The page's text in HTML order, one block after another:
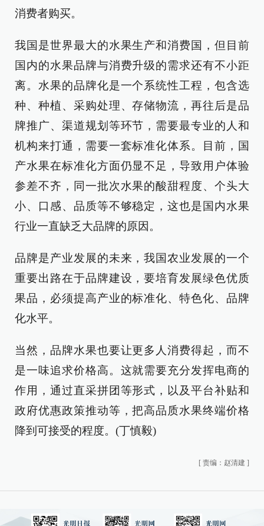
消费者购买。
我国是世界最大的水果生产和消费国，但目前
国内的水果品牌与消费升级的需求还有不小距
离。水果的品牌化是一个系统性工程，包含选
种、种植、采购处理、存储物流，再往后是品
牌推广、渠道规划等环节，需要最专业的人和
机构来打通，需要一套标准化体系。目前，国
产水果在标准化方面仍显不足，导致用户体验
参差不齐，同一批次水果的酸甜程度、个头大
小、口感、品质等不够稳定，这也是国内水果
行业一直缺乏大品牌的原因。
品牌是产业发展的未来，我国农业发展的一个
重要出路在于品牌建设，要培育发展绿色优质
果品，必须提高产业的标准化、特色化、品牌
化水平。
当然，品牌水果也要让更多人消费得起，而不
是一味追求价格高。这就需要充分发挥电商的
作用，通过直采拼团等形式，以及平台补贴和
政府优惠政策推动等，把高品质水果终端价格
降到可接受的程度。(丁慎毅)
[ 责编：赵清建 ]